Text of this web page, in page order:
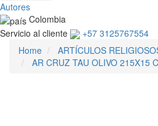
Autores
Colombia
Servicio al cliente
+57 3125767554
Home
ARTÍCULOS
AR CRUZ TAU OLIVO 215X15